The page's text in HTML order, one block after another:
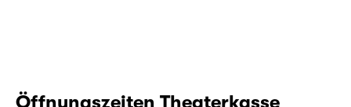
Öffnungszeiten Theaterkasse